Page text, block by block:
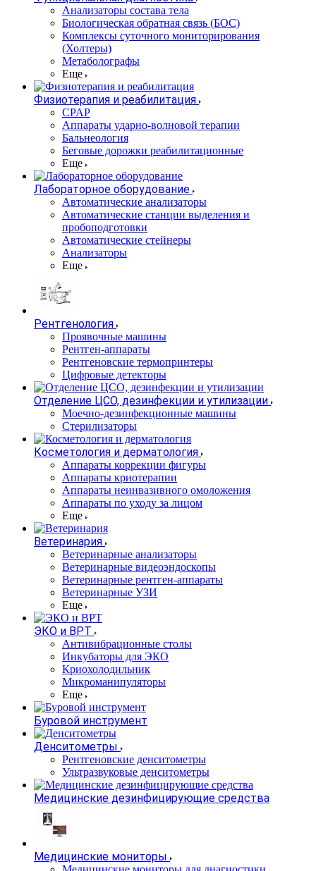
Анализаторы состава тела
Биологическая обратная связь (БОС)
Комплексы суточного мониторирования
(Холтеры)
Метаболографы
Еще
Физиотерапия и реабилитация
CPAP
Аппараты ударно-волновой терапии
Бальнеология
Беговые дорожки реабилитационные
Еще
Лабораторное оборудование
Автоматические анализаторы
Автоматические станции выделения и
пробоподготовки
Автоматические стейнеры
Анализаторы
Еще
Рентгенология
Проявочные машины
Рентген-аппараты
Рентгеновские термопринтеры
Цифровые детекторы
Отделение ЦСО, дезинфекции и утилизации
Моечно-дезинфекционные машины
Стерилизаторы
Косметология и дерматология
Аппараты коррекции фигуры
Аппараты криотерапии
Аппараты неинвазивного омоложения
Аппараты по уходу за лицом
Еще
Ветеринария
Ветеринарные анализаторы
Ветеринарные видеоэндоскопы
Ветеринарные рентген-аппараты
Ветеринарные УЗИ
Еще
ЭКО и ВРТ
Антивибрационные столы
Инкубаторы для ЭКО
Криохолодильник
Микроманипуляторы
Еще
Буровой инструмент
Денситометры
Рентгеновские денситометры
Ультразвуковые денситометры
Медицинские дезинфицирующие средства
Медицинские мониторы